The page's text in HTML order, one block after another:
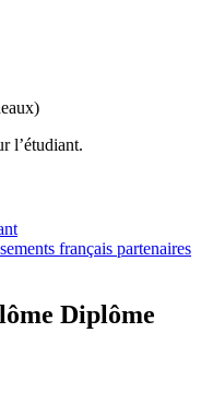
l’étudiant.
français partenaires
Diplôme